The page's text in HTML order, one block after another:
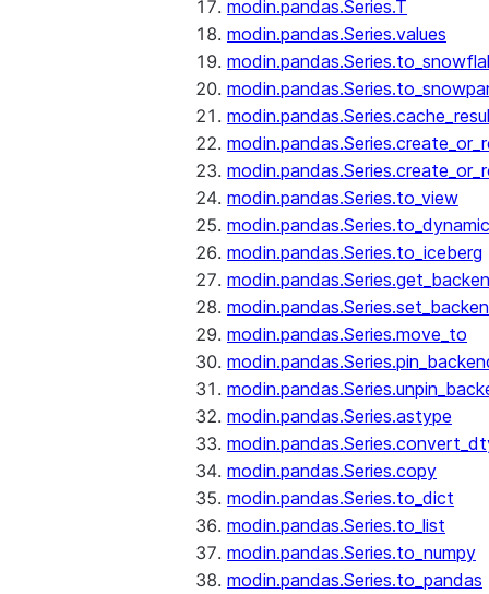
modin.pandas.Series.T
modin.pandas.Series.values
modin.pandas.Series.to_view
modin.pandas.Series.to_iceberg
modin.pandas.Series.move_to
modin.pandas.Series.astype
modin.pandas.Series.copy
modin.pandas.Series.to_dict
modin.pandas.Series.to_list
modin.pandas.Series.to_numpy
modin.pandas.Series.to_pandas